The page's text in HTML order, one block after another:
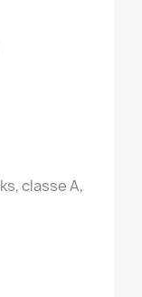
classe A,